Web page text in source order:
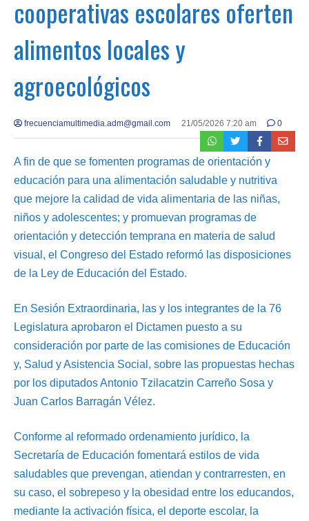
cooperativas escolares oferten
alimentos locales y
agroecológicos
frecuenciamultimedia.adm@gmail.com 21/05/2026 7:20 am 0
A fin de que se fomenten programas de orientación y
educación para una alimentación saludable y nutritiva
que mejore la calidad de vida alimentaria de las niñas,
niños y adolescentes; y promuevan programas de
orientación y detección temprana en materia de salud
visual, el Congreso del Estado reformó las disposiciones
de la Ley de Educación del Estado.
En Sesión Extraordinaria, las y los integrantes de la 76
Legislatura aprobaron el Dictamen puesto a su
consideración por parte de las comisiones de Educación
y, Salud y Asistencia Social, sobre las propuestas hechas
por los diputados Antonio Tzilacatzin Carreño Sosa y
Juan Carlos Barragán Vélez.
Conforme al reformado ordenamiento jurídico, la
Secretaría de Educación fomentará estilos de vida
saludables que prevengan, atiendan y contrarresten, en
su caso, el sobrepeso y la obesidad entre los educandos,
mediante la activación física, el deporte escolar, la